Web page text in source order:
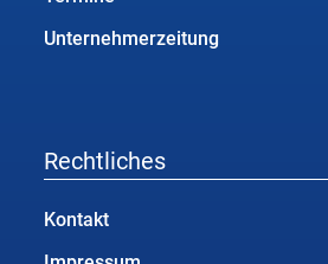
Unternehmerzeitung
Rechtliches
Kontakt